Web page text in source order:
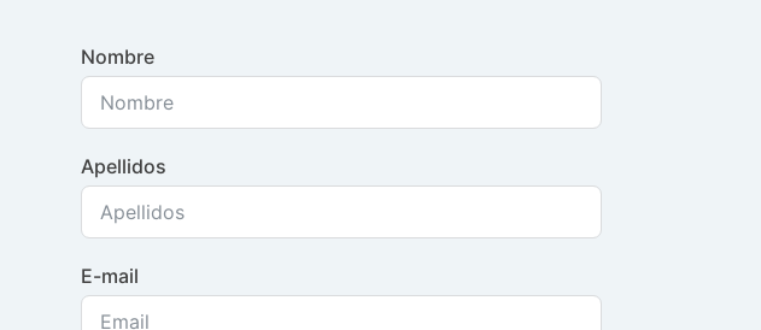
Nombre
Apellidos
E-mail